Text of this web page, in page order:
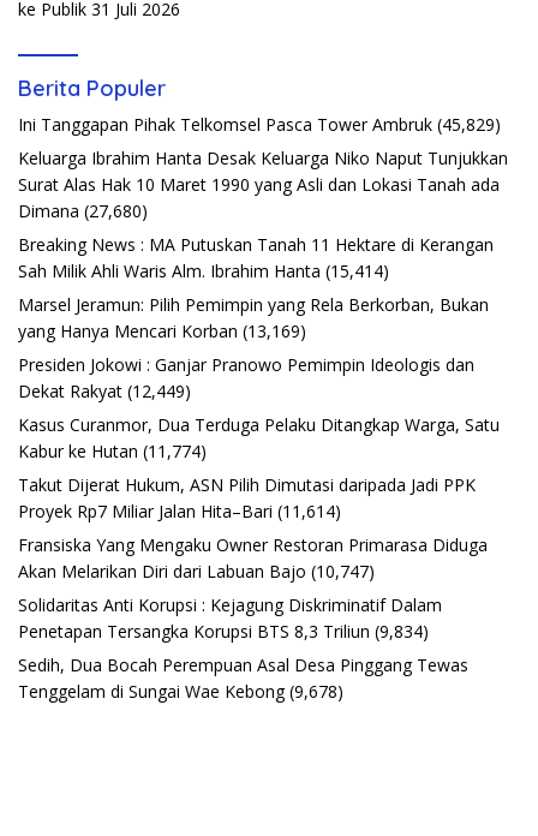
ke Publik 31 Juli 2026
Berita Populer
Ini Tanggapan Pihak Telkomsel Pasca Tower Ambruk (45,829)
Keluarga Ibrahim Hanta Desak Keluarga Niko Naput Tunjukkan
Surat Alas Hak 10 Maret 1990 yang Asli dan Lokasi Tanah ada
Dimana (27,680)
Breaking News : MA Putuskan Tanah 11 Hektare di Kerangan
Sah Milik Ahli Waris Alm. Ibrahim Hanta (15,414)
Marsel Jeramun: Pilih Pemimpin yang Rela Berkorban, Bukan
yang Hanya Mencari Korban (13,169)
Presiden Jokowi : Ganjar Pranowo Pemimpin Ideologis dan
Dekat Rakyat (12,449)
Kasus Curanmor, Dua Terduga Pelaku Ditangkap Warga, Satu
Kabur ke Hutan (11,774)
Takut Dijerat Hukum, ASN Pilih Dimutasi daripada Jadi PPK
Proyek Rp7 Miliar Jalan Hita–Bari (11,614)
Fransiska Yang Mengaku Owner Restoran Primarasa Diduga
Akan Melarikan Diri dari Labuan Bajo (10,747)
Solidaritas Anti Korupsi : Kejagung Diskriminatif Dalam
Penetapan Tersangka Korupsi BTS 8,3 Triliun (9,834)
Sedih, Dua Bocah Perempuan Asal Desa Pinggang Tewas
Tenggelam di Sungai Wae Kebong (9,678)